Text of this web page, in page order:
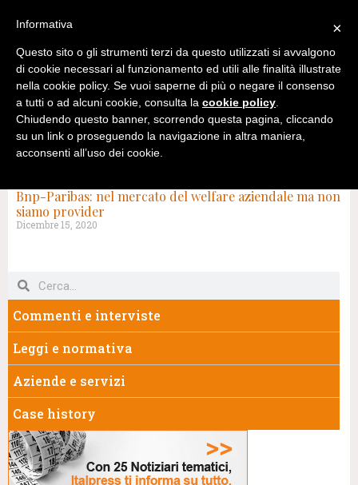
Bnp-Paribas: nel mercato del welfare aziendale ma non
siamo provider
Dicembre 15, 2020
Commenti e interviste
Leggi e normativa
Aziende e servizi
Case history
×
Informativa
Questo sito o gli strumenti terzi da questo utilizzati si avvalgono
di cookie necessari al funzionamento ed utili alle finalità illustrate
nella cookie policy. Se vuoi saperne di più o negare il consenso
a tutti o ad alcuni cookie, consulta la cookie policy.
Chiudendo questo banner, scorrendo questa pagina, cliccando
su un link o proseguendo la navigazione in altra maniera,
acconsenti all’uso dei cookie.